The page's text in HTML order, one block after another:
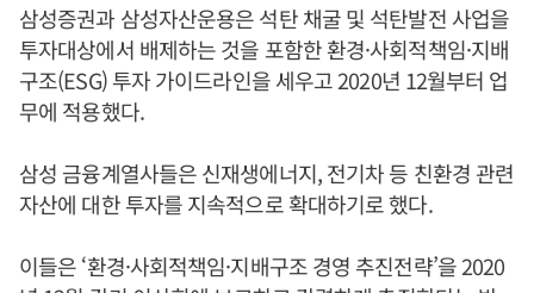
삼성증권과 삼성자산운용은 석탄 채굴 및 석탄발전 사업을
투자대상에서 배제하는 것을 포함한 환경·사회적책임·지배
구조(ESG) 투자 가이드라인을 세우고 2020년 12월부터 업
무에 적용했다.
삼성 금융계열사들은 신재생에너지, 전기차 등 친환경 관련
자산에 대한 투자를 지속적으로 확대하기로 했다.
이들은 ‘환경·사회적책임·지배구조 경영 추진전략’을 2020